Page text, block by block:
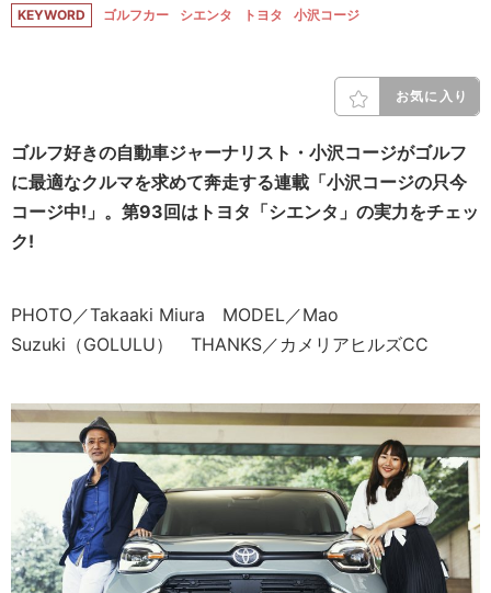
KEYWORD ゴルフカー シエンタ トヨタ 小沢コージ
お気に入り
ゴルフ好きの自動車ジャーナリスト・小沢コージがゴルフ
に最適なクルマを求めて奔走する連載「小沢コージの只今
コージ中!」。第93回はトヨタ「シエンタ」の実力をチェッ
ク!
PHOTO／Takaaki Miura MODEL／Mao
Suzuki（GOLULU） THANKS／カメリアヒルズCC